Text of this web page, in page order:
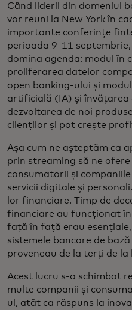
Când liderii din domeniul
vor reuni la New York în
importante conferințe
perioada 9-11
domina agenda: modul în
proliferarea datelor
open banking-ului și
artificială (IA) și
dezvoltarea de noi
clienților și pot crește
Așa cum ne așteptăm ca
prin streaming să ne
consumatorii și
servicii digitale și
lor financiare. Timp de
financiare au funcționat în
față în față erau
sistemele bancare de
proveneau de la terți de
Acest lucru s-a schimbat
multe companii și
ul, atât ca răspuns la